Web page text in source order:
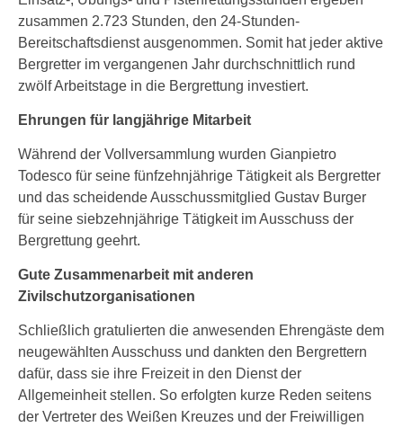
zusammen 2.723 Stunden, den 24-Stunden-
Bereitschaftsdienst ausgenommen. Somit hat jeder aktive
Bergretter im vergangenen Jahr durchschnittlich rund
zwölf Arbeitstage in die Bergrettung investiert.
Ehrungen für langjährige Mitarbeit
Während der Vollversammlung wurden Gianpietro
Todesco für seine fünfzehnjährige Tätigkeit als Bergretter
und das scheidende Ausschussmitglied Gustav Burger
für seine siebzehnjährige Tätigkeit im Ausschuss der
Bergrettung geehrt.
Gute Zusammenarbeit mit anderen
Zivilschutzorganisationen
Schließlich gratulierten die anwesenden Ehrengäste dem
neugewählten Ausschuss und dankten den Bergrettern
dafür, dass sie ihre Freizeit in den Dienst der
Allgemeinheit stellen. So erfolgten kurze Reden seitens
der Vertreter des Weißen Kreuzes und der Freiwilligen